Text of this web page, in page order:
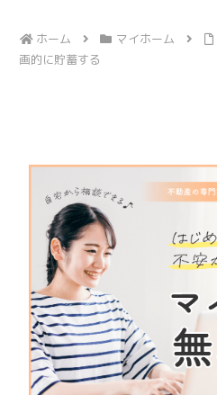
ホーム マイホーム
画的に貯蓄する